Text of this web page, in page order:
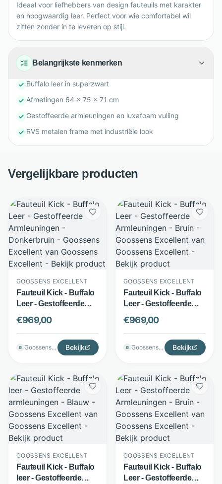
Ideaal voor liefhebbers van design fauteuils met karakter
en hoogwaardig leer. Perfect voor wie comfortabel wil
zitten zonder in te leveren op stijl.
Belangrijkste kenmerken
Buffalo leer in superzwart
Afmetingen 64 x 75 x 71 cm
Gestoffeerde armleuningen en luxafoam vulling
RVS metalen frame met industriële look
Vergelijkbare producten
GOOSSENS EXCELLENT
Fauteuil Kick - Buffalo
Leer - Gestoffeerde
Armleuningen -
Donkerbruin -
Goossens Excellent
€969,00
G Goossenswonen Bekijk
GOOSSENS EXCELLENT
Fauteuil Kick - Buffalo
Leer - Gestoffeerde
Armleuningen - Bruin -
Goossens Excellent
€969,00
G Goossenswonen Bekijk
GOOSSENS EXCELLENT
Fauteuil Kick - Buffalo
leer - Gestoffeerde
GOOSSENS EXCELLENT
Fauteuil Kick - Buffalo
Leer - Gestoffeerde